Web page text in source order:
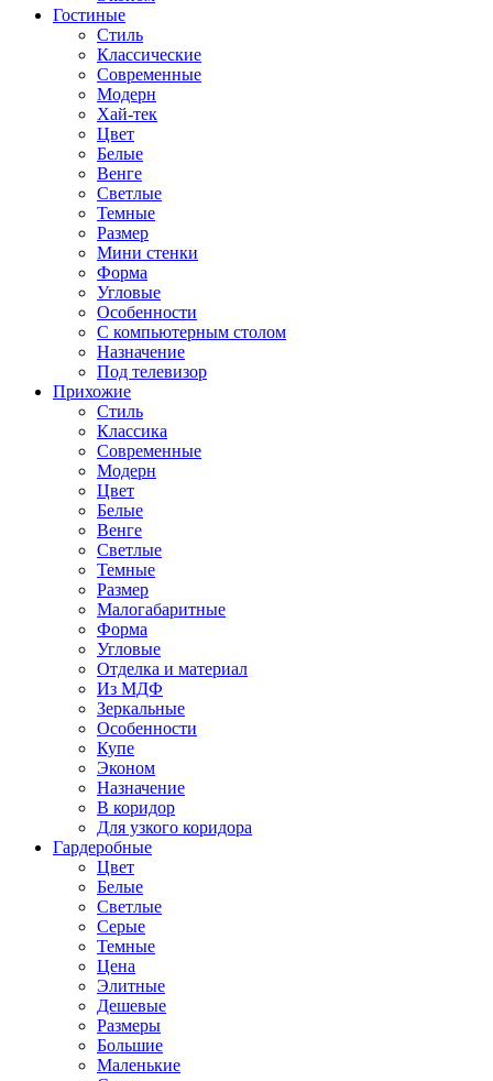
Гостиные
Стиль
Классические
Современные
Модерн
Хай-тек
Цвет
Белые
Венге
Светлые
Темные
Размер
Мини стенки
Форма
Угловые
Особенности
С компьютерным столом
Назначение
Под телевизор
Прихожие
Стиль
Классика
Современные
Модерн
Цвет
Белые
Венге
Светлые
Темные
Размер
Малогабаритные
Форма
Угловые
Отделка и материал
Из МДФ
Зеркальные
Особенности
Купе
Эконом
Назначение
В коридор
Для узкого коридора
Гардеробные
Цвет
Белые
Светлые
Серые
Темные
Цена
Элитные
Дешевые
Размеры
Большие
Маленькие